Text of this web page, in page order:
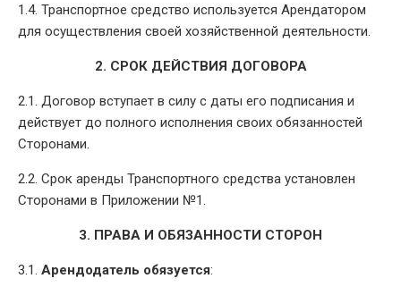
1.4. Транспортное средство используется Арендатором
для осуществления своей хозяйственной деятельности.
2. СРОК ДЕЙСТВИЯ ДОГОВОРА
2.1. Договор вступает в силу с даты его подписания и
действует до полного исполнения своих обязанностей
Сторонами.
2.2. Срок аренды Транспортного средства установлен
Сторонами в Приложении №1.
3. ПРАВА И ОБЯЗАННОСТИ СТОРОН
3.1. Арендодатель обязуется: